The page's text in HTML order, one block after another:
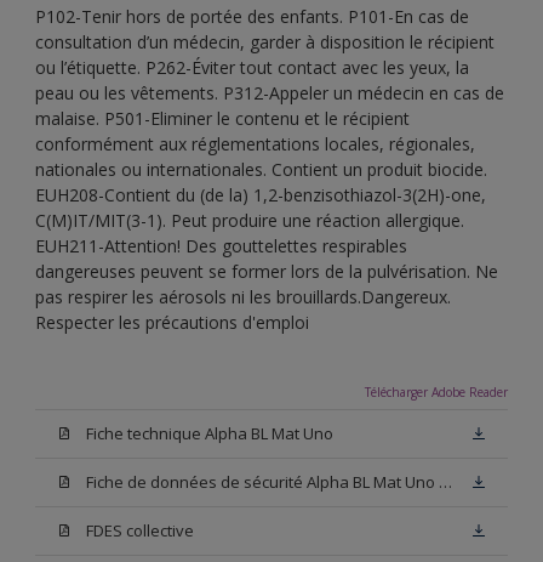
P102-Tenir hors de portée des enfants. P101-En cas de
consultation d’un médecin, garder à disposition le récipient
ou l’étiquette. P262-Éviter tout contact avec les yeux, la
peau ou les vêtements. P312-Appeler un médecin en cas de
malaise. P501-Eliminer le contenu et le récipient
conformément aux réglementations locales, régionales,
nationales ou internationales. Contient un produit biocide.
EUH208-Contient du (de la) 1,2-benzisothiazol-3(2H)-one,
C(M)IT/MIT(3-1). Peut produire une réaction allergique.
EUH211-Attention! Des gouttelettes respirables
dangereuses peuvent se former lors de la pulvérisation. Ne
pas respirer les aérosols ni les brouillards.Dangereux.
Respecter les précautions d'emploi
Télécharger Adobe Reader
Fiche technique Alpha BL Mat Uno
Fiche de données de sécurité Alpha BL Mat Uno Base W05
FDES collective